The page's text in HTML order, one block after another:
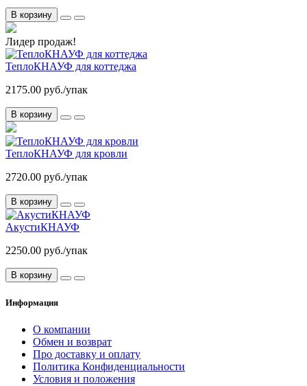
В корзину
Лидер продаж!
ТеплоКНАУФ для коттеджа
2175.00 руб./упак
В корзину
ТеплоКНАУФ для кровли
2720.00 руб./упак
В корзину
АкустиКНАУФ
2250.00 руб./упак
В корзину
Информация
О компании
Обмен и возврат
Про доставку и оплату
Политика Конфиденциальности
Условия и положения